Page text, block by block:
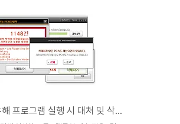
유해 프로그램 실행 시 대처 및 삭제 방법